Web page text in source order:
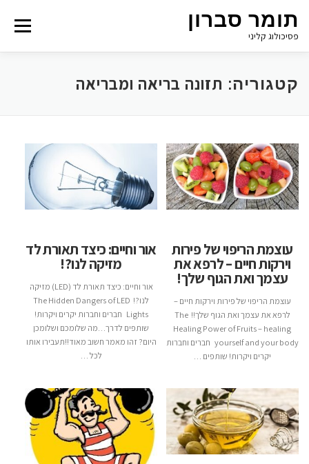
תומר סברון
פסיכולוג קליני
Menu
קטגוריה: תזונה בריאה ומבריאה
עוצמת הריפוי של פירות
וירקות חיים – לרפא את
עצמך ואת הגוף שלך!
עוצמת הריפוי של פירות וירקות חיים –
לרפא את עצמך ואת הגוף שלך!! The
Healing Power of Fruits – healing
yourself and your body חברים וחברות
יקרים ויקרות! שותפים …
אור וחיים: כיצד תאורת לד
מזיקה לנו?!
אור וחיים: כיצד תאורת לד (LED) מזיקה
לנו?! The Hidden Dangers of LED
Lights חברים וחברות יקרים ויקרות!
שותפים לדרך…מה שלומכם ושלומכן
היום? זהו מאמר חשוב מאוד!!תעבירו אותו
לכל …